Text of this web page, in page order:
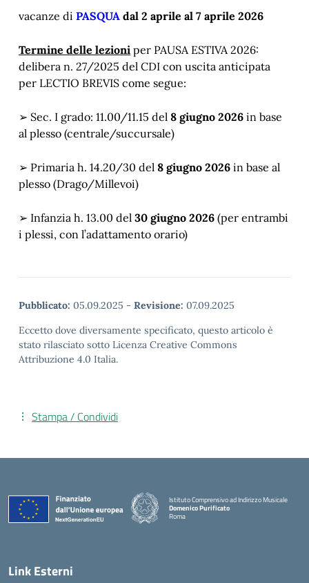
vacanze di PASQUA dal 2 aprile al 7 aprile 2026
Termine delle lezioni per PAUSA ESTIVA 2026:
delibera n. 27/2025 del CDI con uscita anticipata
per LECTIO BREVIS come segue:
➢ Sec. I grado: 11.00/11.15 del 8 giugno 2026 in base
al plesso (centrale/succursale)
➢ Primaria h. 14.20/30 del 8 giugno 2026 in base al
plesso (Drago/Millevoi)
➢ Infanzia h. 13.00 del 30 giugno 2026 (per entrambi
i plessi, con l’adattamento orario)
Pubblicato: 05.09.2025 - Revisione: 07.09.2025
Eccetto dove diversamente specificato, questo articolo è
stato rilasciato sotto Licenza Creative Commons
Attribuzione 4.0 Italia.
Stampa / Condividi
Istituto Comprensivo ad Indirizzo Musicale
Domenico Purificato
Roma
Link Esterni